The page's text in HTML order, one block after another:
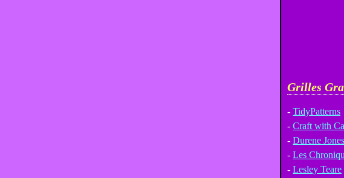
Grilles
- TidyPatterns
- Craft with
- Durene
- Les
- Lesley Teare